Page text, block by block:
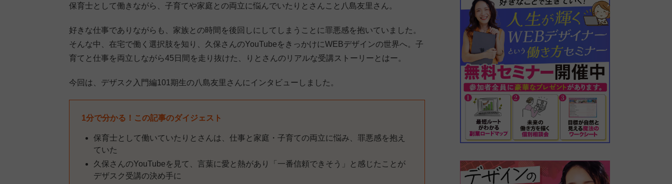
保育士として働きながら、子育てや家庭との両立に悩んでいたりとさんこと八島友里さん。
好きな仕事でありながらも、家族との時間を後回しにしてしまうことに罪悪感を抱いていました。
そんな中、在宅で働く選択肢を知り、久保さんのYouTubeをきっかけにWEBデザインの世界へ。子
育てと仕事を両立しながら45日間を走り抜けた、りとさんのリアルな受講ストーリーとはー。
今回は、デザスク入門編101期生の八島友里さんにインタビューしました。
1分で分かる！この記事のダイジェスト
保育士として働いていたりとさんは、仕事と家庭・子育ての両立に悩み、罪悪感を抱え
ていた
久保さんのYouTubeを見て、言葉に愛と熱があり「一番信頼できそう」と感じたことが
デザスク受講の決め手に